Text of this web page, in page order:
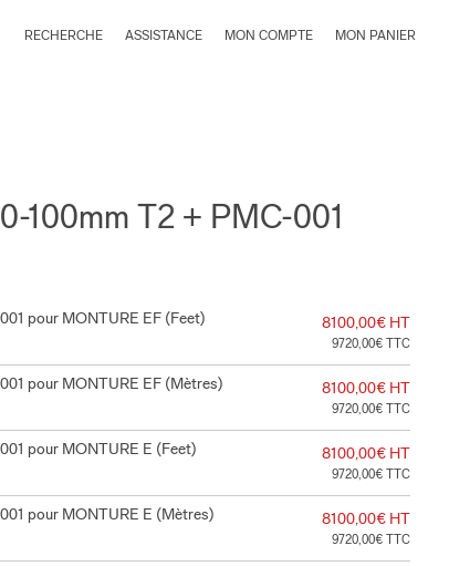
RECHERCHE ASSISTANCE MON COMPTE MON PANIER
100mm T2 + PMC-001
pour MONTURE EF (Feet) 8100,00€ HT
9720,00€ TTC
pour MONTURE EF (Mètres) 8100,00€ HT
9720,00€ TTC
pour MONTURE E (Feet) 8100,00€ HT
9720,00€ TTC
pour MONTURE E (Mètres) 8100,00€ HT
9720,00€ TTC